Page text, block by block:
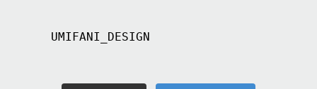
UMIFANI_DESIGN